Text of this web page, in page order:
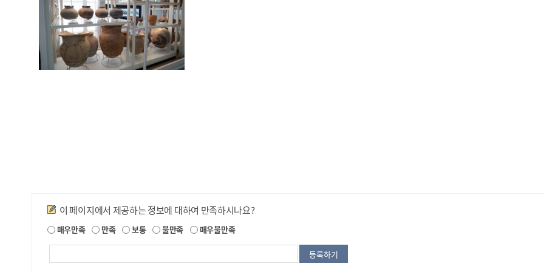
만족도조사
이 페이지에서 제공하는 정보에 대하여 만족하시나요?
매우만족 만족 보통 불만족 매우불만족